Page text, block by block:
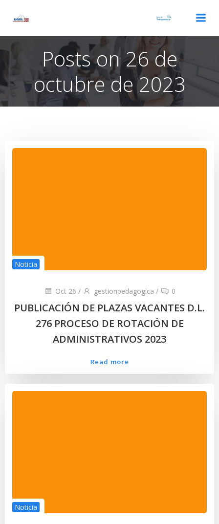
Posts on 26 de
octubre de 2023
Noticia
Oct 26 / gestionpedagogica / 0
PUBLICACIÓN DE PLAZAS VACANTES D.L.
276 PROCESO DE ROTACIÓN DE
ADMINISTRATIVOS 2023
Read more
Noticia